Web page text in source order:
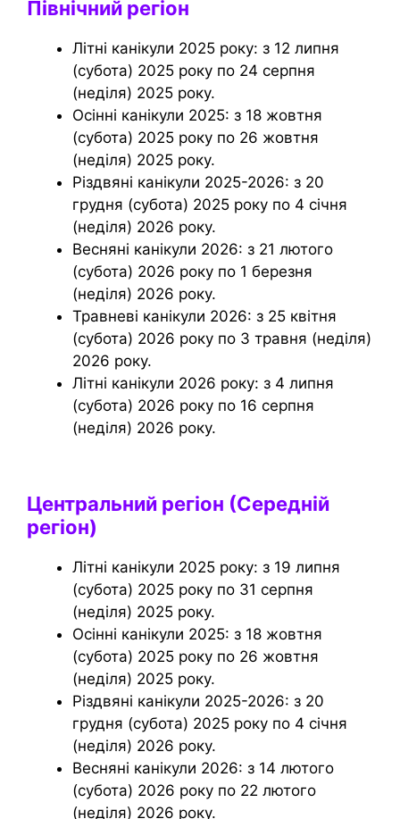
Північний регіон
Літні канікули 2025 року: з 12 липня
(субота) 2025 року по 24 серпня
(неділя) 2025 року.
Осінні канікули 2025: з 18 жовтня
(субота) 2025 року по 26 жовтня
(неділя) 2025 року.
Різдвяні канікули 2025-2026: з 20
грудня (субота) 2025 року по 4 січня
(неділя) 2026 року.
Весняні канікули 2026: з 21 лютого
(субота) 2026 року по 1 березня
(неділя) 2026 року.
Травневі канікули 2026: з 25 квітня
(субота) 2026 року по 3 травня (неділя)
2026 року.
Літні канікули 2026 року: з 4 липня
(субота) 2026 року по 16 серпня
(неділя) 2026 року.
Центральний регіон (Середній
регіон)
Літні канікули 2025 року: з 19 липня
(субота) 2025 року по 31 серпня
(неділя) 2025 року.
Осінні канікули 2025: з 18 жовтня
(субота) 2025 року по 26 жовтня
(неділя) 2025 року.
Різдвяні канікули 2025-2026: з 20
грудня (субота) 2025 року по 4 січня
(неділя) 2026 року.
Весняні канікули 2026: з 14 лютого
(субота) 2026 року по 22 лютого
(неділя) 2026 року.